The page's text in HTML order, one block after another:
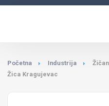
Početna Industrija
Žica Kragujevac